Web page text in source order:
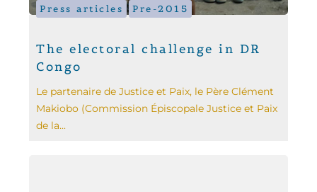
Press articles Pre-2015
The electoral challenge in DR
Congo
Le partenaire de Justice et Paix, le Père Clément
Makiobo (Commission Épiscopale Justice et Paix
de la...